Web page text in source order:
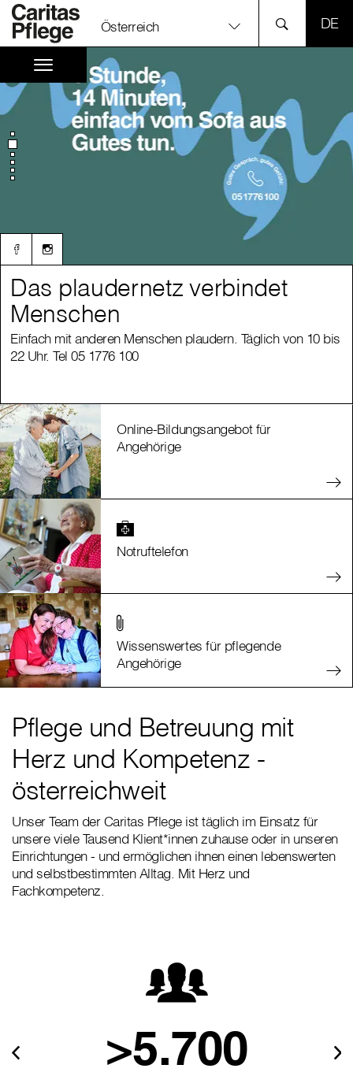
Österreich
Das plaudernetz verbindet
Menschen
Einfach mit anderen Menschen plaudern. Täglich von 10 bis
22 Uhr. Tel 05 1776 100
Das plaudernetz verbindet
Menschen
Einfach mit anderen Menschen plaudern. Täglich von 10 bis
22 Uhr. Tel 05 1776 100
Online-Bildungsangebot für
Angehörige
Notruftelefon
Wissenswertes für pflegende
Angehörige
Pflege und Betreuung mit
Herz und Kompetenz -
österreichweit
Unser Team der Caritas Pflege ist täglich im Einsatz für
unsere viele Tausend Klient*innen zuhause oder in unseren
Einrichtungen - und ermöglichen ihnen einen lebenswerten
und selbstbestimmten Alltag. Mit Herz und
Fachkompetenz.
>5.700